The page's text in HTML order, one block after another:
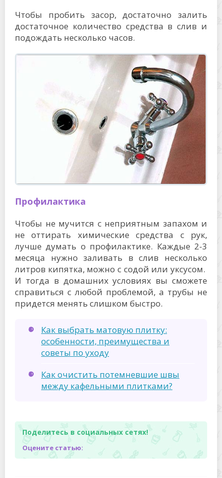
Чтобы пробить засор, достаточно залить
достаточное количество средства в слив и
подождать несколько часов.
Профилактика
Чтобы не мучится с неприятным запахом и
не оттирать химические средства с рук,
лучше думать о профилактике. Каждые 2-3
месяца нужно заливать в слив несколько
литров кипятка, можно с содой или уксусом.
И тогда в домашних условиях вы сможете
справиться с любой проблемой, а трубы не
придется менять слишком быстро.
Как выбрать матовую плитку:
особенности, преимущества и
советы по уходу
Как очистить потемневшие швы
между кафельными плитками?
Поделитесь в социальных сетях!
Оцените статью: